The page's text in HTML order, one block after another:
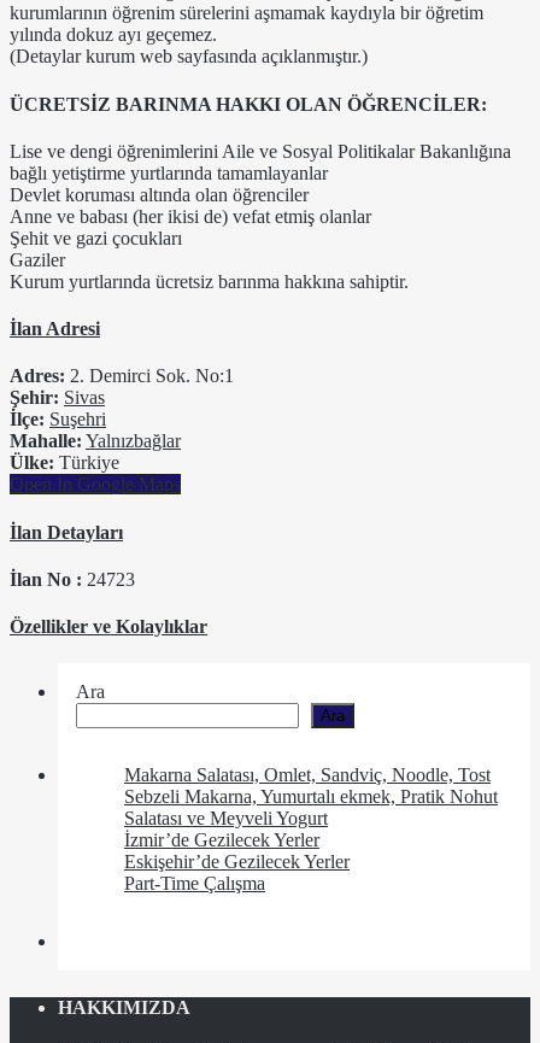
kurumlarının öğrenim sürelerini aşmamak kaydıyla bir öğretim
yılında dokuz ayı geçemez.
(Detaylar kurum web sayfasında açıklanmıştır.)
ÜCRETSİZ BARINMA HAKKI OLAN ÖĞRENCİLER:
Lise ve dengi öğrenimlerini Aile ve Sosyal Politikalar Bakanlığına
bağlı yetiştirme yurtlarında tamamlayanlar
Devlet koruması altında olan öğrenciler
Anne ve babası (her ikisi de) vefat etmiş olanlar
Şehit ve gazi çocukları
Gaziler
Kurum yurtlarında ücretsiz barınma hakkına sahiptir.
İlan Adresi
Adres: 2. Demirci Sok. No:1
Şehir: Sivas
İlçe: Suşehri
Mahalle: Yalnızbağlar
Ülke: Türkiye
Open In Google Maps
İlan Detayları
İlan No : 24723
Özellikler ve Kolaylıklar
Ara
Ara
Makarna Salatası, Omlet, Sandviç, Noodle, Tost
Sebzeli Makarna, Yumurtalı ekmek, Pratik Nohut
Salatası ve Meyveli Yogurt
İzmir’de Gezilecek Yerler
Eskişehir’de Gezilecek Yerler
Part-Time Çalışma
HAKKIMIZDA